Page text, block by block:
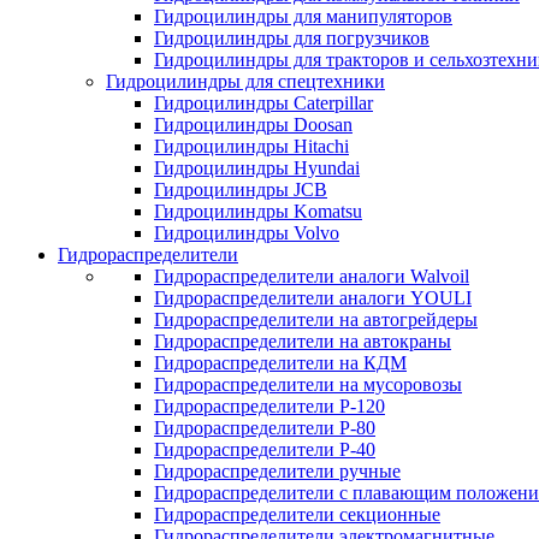
Гидроцилиндры для манипуляторов
Гидроцилиндры для погрузчиков
Гидроцилиндры для тракторов и
Гидроцилиндры для спецтехники
Гидроцилиндры Caterpillar
Гидроцилиндры Doosan
Гидроцилиндры Hitachi
Гидроцилиндры Hyundai
Гидроцилиндры JCB
Гидроцилиндры Komatsu
Гидроцилиндры Volvo
Гидрораспределители
Гидрораспределители аналоги Walvoil
Гидрораспределители аналоги YOULI
Гидрораспределители на автогрейдеры
Гидрораспределители на автокраны
Гидрораспределители на КДМ
Гидрораспределители на мусоровозы
Гидрораспределители Р-120
Гидрораспределители Р-80
Гидрораспределители Р-40
Гидрораспределители ручные
Гидрораспределители с плавающим
Гидрораспределители секционные